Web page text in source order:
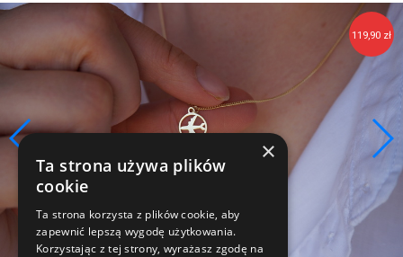
119,90 zł
×
Ta strona używa plików
cookie
Ta strona korzysta z plików cookie, aby
zapewnić lepszą wygodę użytkowania.
Korzystając z tej strony, wyrażasz zgodę na